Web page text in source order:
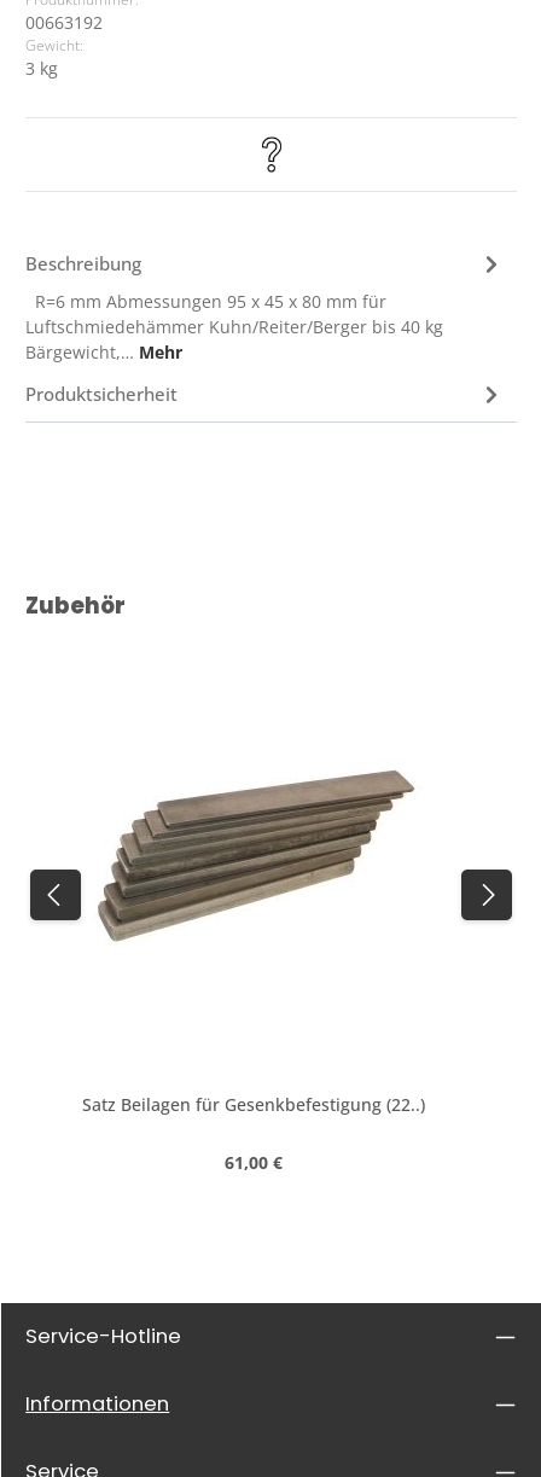
00663192
Gewicht:
3 kg
Beschreibung
R=6 mm Abmessungen 95 x 45 x 80 mm für
Luftschmiedehämmer Kuhn/Reiter/Berger bis 40 kg
Bärgewicht,… Mehr
Produktsicherheit
Produktgalerie überspringen
Zubehör
Satz Beilagen für Gesenkbefestigung (22..)
Regulärer Preis:
61,00 €
Service-Hotline
Informationen